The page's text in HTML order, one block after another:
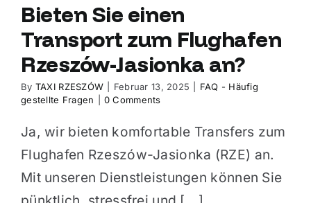
Bieten Sie einen
Transport zum Flughafen
Rzeszów-Jasionka an?
By TAXI RZESZÓW Februar 13, 2025
FAQ - Häufig
gestellte Fragen
0 Comments
Ja, wir bieten komfortable Transfers zum
Flughafen Rzeszów-Jasionka (RZE) an.
Mit unseren Dienstleistungen können Sie